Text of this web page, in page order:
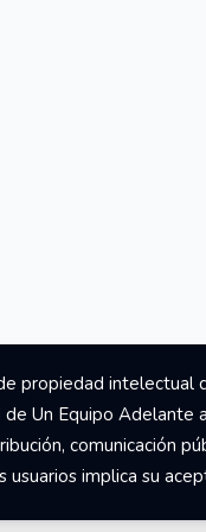
propiedad intelectual
Un Equipo Adelante
comunicación
implica su